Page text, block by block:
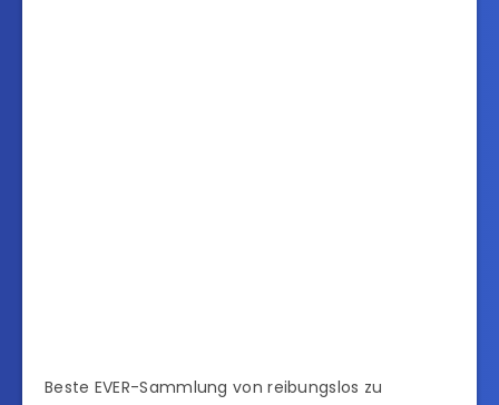
Beste EVER-Sammlung von reibungslos zu